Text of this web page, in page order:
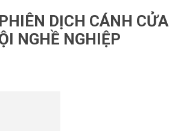
DỊCH CÁNH CỬA
NGHỀ NGHIỆP